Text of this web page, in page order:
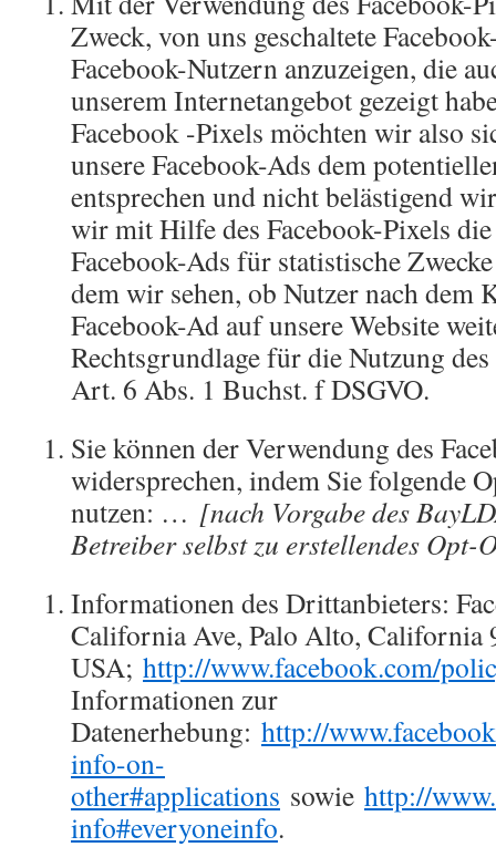
Zweck, von uns geschaltete
Facebook-Nutzern anzuzeigen, die
unserem Internetangebot gezeigt
Facebook -Pixels möchten wir also
unsere Facebook-Ads dem
entsprechen und nicht belästigend
wir mit Hilfe des Facebook-Pixels
Facebook-Ads für statistische
dem wir sehen, ob Nutzer nach dem
Facebook-Ad auf unsere Website
Rechtsgrundlage für die Nutzung
Art. 6 Abs. 1 Buchst. f DSGVO.
Sie können der Verwendung des
widersprechen, indem Sie folgende
nutzen: … [nach Vorgabe des
Betreiber selbst zu erstellendes
Informationen des Drittanbieters:
California Ave, Palo Alto, California
USA; http://www.facebook.com/
Informationen zur
Datenerhebung: http://
info-on-
other#applications sowie http://
info#everyoneinfo.